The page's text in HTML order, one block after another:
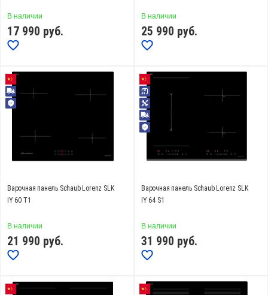
Показать еще
стеклокерамика Eurokera (
стеклокерамика Schott Ceran (
Переключатели
поворотные (71) сенсорные (
Таймер
Количество конфорок
от
В наличии
17 990 руб.
В наличии
25 990 руб.
Варочная панель Schaub Lorenz SLK
IY 60 T1
В наличии
21 990 руб.
Варочная панель Schaub Lorenz SLK
IY 64 S1
В наличии
31 990 руб.